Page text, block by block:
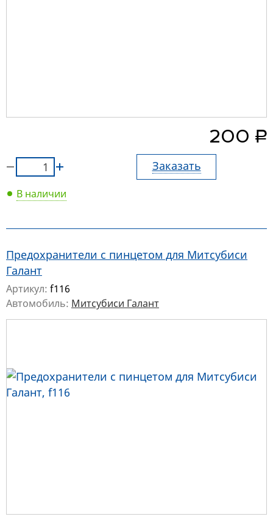
200 руб.
Заказать
В наличии
Предохранители с пинцетом для Митсубиси
Галант
Артикул: f116
Автомобиль: Митсубиси Галант